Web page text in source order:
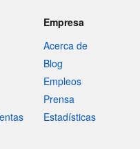
Empresa
Acerca de
Blog
Empleos
Prensa
Estadísticas